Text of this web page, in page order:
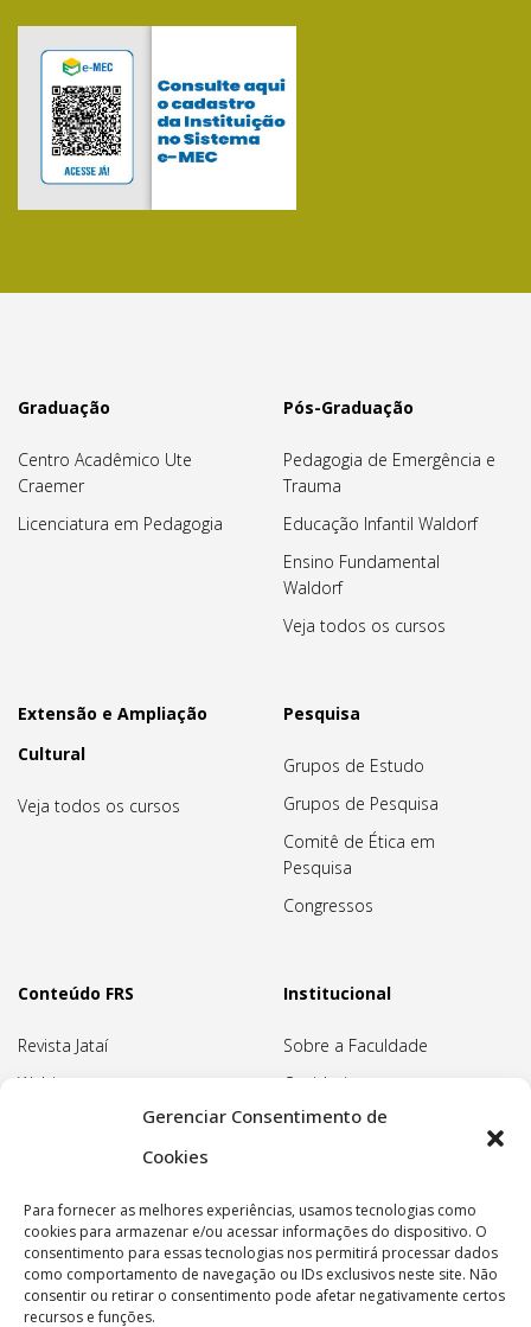
Gerenciar Consentimento de
Cookies
Para fornecer as melhores experiências, usamos tecnologias como
cookies para armazenar e/ou acessar informações do dispositivo. O
consentimento para essas tecnologias nos permitirá processar dados
como comportamento de navegação ou IDs exclusivos neste site. Não
consentir ou retirar o consentimento pode afetar negativamente certos
recursos e funções.
Graduação
Centro Acadêmico Ute
Craemer
Licenciatura em Pedagogia
Pós-Graduação
Pedagogia de Emergência e
Trauma
Educação Infantil Waldorf
Ensino Fundamental
Waldorf
Veja todos os cursos
Extensão e Ampliação
Cultural
Veja todos os cursos
Pesquisa
Grupos de Estudo
Grupos de Pesquisa
Comitê de Ética em
Pesquisa
Congressos
Conteúdo FRS
Revista Jataí
Webinars
Institucional
Sobre a Faculdade
Ouvidoria
Pedagogia Waldorf
Nossa Sede
Política de privacidade